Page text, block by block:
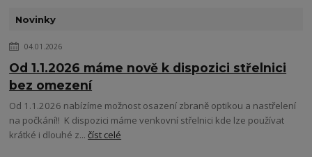
Novinky
04.01.2026
Od 1.1.2026 máme nově k dispozici střelnici
bez omezení
Od 1.1.2026 nabízíme možnost osazení zbraně optikou a nastřelení
na počkání!! K dispozici máme venkovní střelnici kde lze používat
krátké i dlouhé z...číst celé